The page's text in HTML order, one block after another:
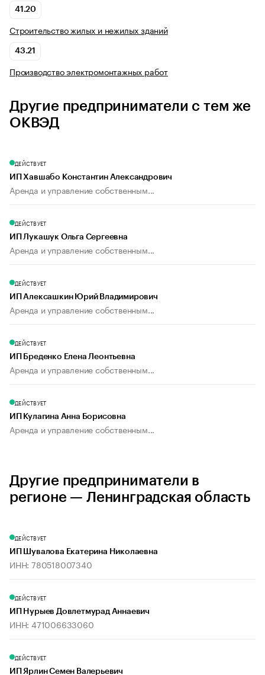
41.20
Строительство жилых и нежилых зданий
43.21
Производство электромонтажных работ
Другие предприниматели с тем же
ОКВЭД
ДЕЙСТВУЕТ
ИП Хавшабо Константин Александрович
Аренда и управление собственным...
ДЕЙСТВУЕТ
ИП Лукашук Ольга Сергеевна
Аренда и управление собственным...
ДЕЙСТВУЕТ
ИП Алексашкин Юрий Владимирович
Аренда и управление собственным...
ДЕЙСТВУЕТ
ИП Бреденко Елена Леонтьевна
Аренда и управление собственным...
ДЕЙСТВУЕТ
ИП Кулагина Анна Борисовна
Аренда и управление собственным...
Другие предприниматели в
регионе — Ленинградская область
ДЕЙСТВУЕТ
ИП Шувалова Екатерина Николаевна
ИНН: 780518007340
ДЕЙСТВУЕТ
ИП Нурыев Довлетмурад Аннаевич
ИНН: 471006633060
ДЕЙСТВУЕТ
ИП Ярлин Семен Валерьевич